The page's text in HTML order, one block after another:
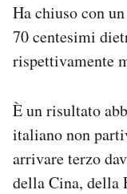
AREA
Area
Notifiche
Regala il Post
Hai bisogno di
Esci
Ha chiuso con
70 centesimi
rispettivamente
È un risultato
italiano non
arrivare terzo
della Cina, della